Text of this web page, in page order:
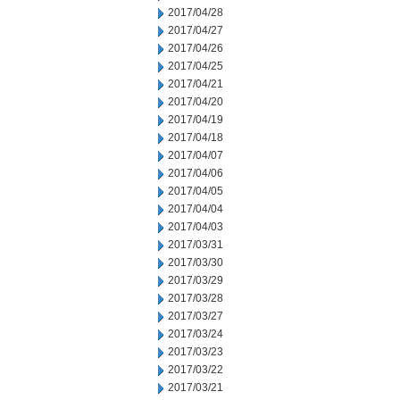
2017/04/28
2017/04/27
2017/04/26
2017/04/25
2017/04/21
2017/04/20
2017/04/19
2017/04/18
2017/04/07
2017/04/06
2017/04/05
2017/04/04
2017/04/03
2017/03/31
2017/03/30
2017/03/29
2017/03/28
2017/03/27
2017/03/24
2017/03/23
2017/03/22
2017/03/21